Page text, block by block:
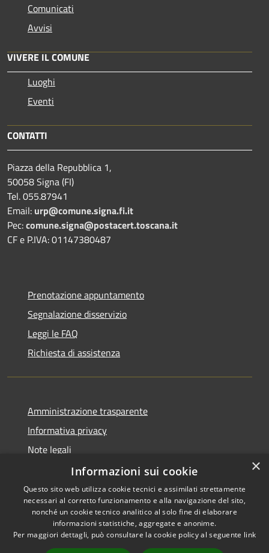
Comunicati
Avvisi
VIVERE IL COMUNE
Luoghi
Eventi
CONTATTI
Piazza della Repubblica 1,
50058 Signa (FI)
Tel. 055.87941
Email: urp@comune.signa.fi.it
Pec:comune.signa@postacert.toscana.it
CF e P.IVA: 01147380487
Prenotazione appuntamento
Segnalazione disservizio
Leggi le FAQ
Richiesta di assistenza
Amministrazione trasparente
Informativa privacy
Note legali
Dichiarazione di accessibilità
RSS
Accessibilità
Copyright © 2026 • Comune di
Signa • Powered by
×
Informazioni sui cookie
Questo sito web utilizza cookie tecnici e assimilati strettamente
necessari al corretto funzionamento e alla navigazione del sito,
nonché un cookie tecnico analitico al solo fine di elaborare
informazioni statistiche, aggregate e anonime.
Per maggiori dettagli, può consultare la cookie policy al seguente link